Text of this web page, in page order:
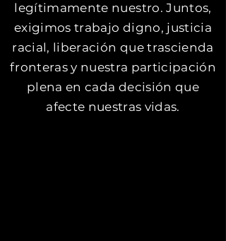
legítimamente nuestro. Juntos,
exigimos trabajo digno, justicia
racial, liberación que trascienda
fronteras y nuestra participación
plena en cada decisión que
afecte nuestras vidas.